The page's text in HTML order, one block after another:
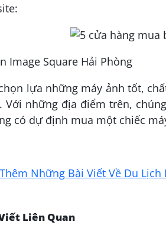
Image Square Hải Phòng
lựa những máy ảnh tốt,
Với những địa điểm trên,
có dự định mua một chiếc
Những Bài Viết Về Du
Liên Quan